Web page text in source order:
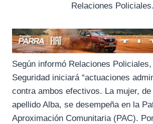
Relaciones Policiales.
Según informó Relaciones
Seguridad iniciará “actuaciones
contra ambos efectivos. La mujer,
apellido Alba, se desempeña en la
Aproximación Comunitaria (PAC).